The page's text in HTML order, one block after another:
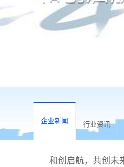
企业新闻 行业资讯
和创启航，共创未